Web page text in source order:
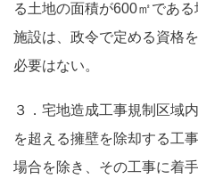
る土地の面積が600㎡であ
施設は、政令で定める資格
必要はない。
３．宅地造成工事規制区域
を超える擁壁を除却する工
場合を除き、その工事に着